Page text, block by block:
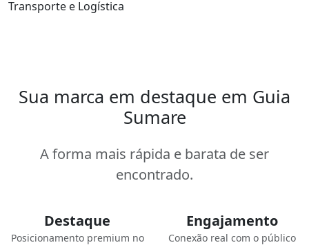
Transporte e Logística
Sua marca em destaque em Guia
Sumare
A forma mais rápida e barata de ser
encontrado.
Destaque
Posicionamento premium no
Engajamento
Conexão real com o público